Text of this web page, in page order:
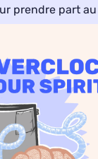
prendre part